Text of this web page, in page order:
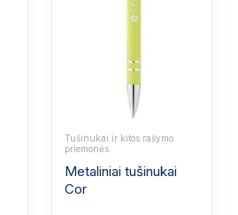
Tušinukai ir kitos rašymo
priemonės
Metaliniai tušinukai
Cor